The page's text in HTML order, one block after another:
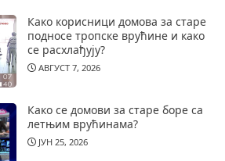
Како корисници домова за старе
подносе тропске врућине и како
се расхлађују?
АВГУСТ 7, 2026
Како се домови за старе боре са
летњим врућинама?
ЈУН 25, 2026